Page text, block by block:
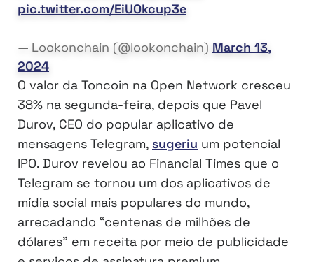
pic.twitter.com/EiUOkcup3e
— Lookonchain (@lookonchain) March 13,
2024
O valor da Toncoin na Open Network cresceu
38% na segunda-feira, depois que Pavel
Durov, CEO do popular aplicativo de
mensagens Telegram, sugeriu um potencial
IPO. Durov revelou ao Financial Times que o
Telegram se tornou um dos aplicativos de
mídia social mais populares do mundo,
arrecadando “centenas de milhões de
dólares” em receita por meio de publicidade